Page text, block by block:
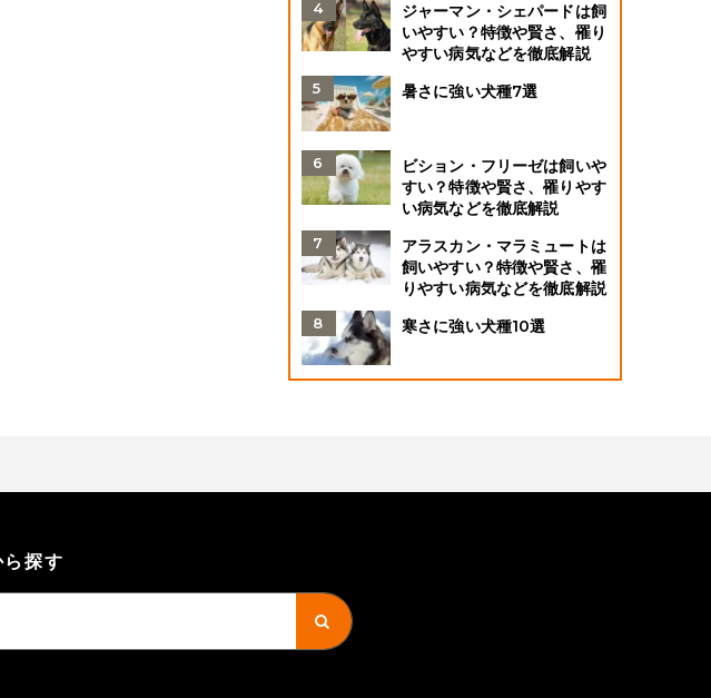
ジャーマン・シェパードは飼
いやすい？特徴や賢さ、罹り
やすい病気などを徹底解説
暑さに強い犬種7選
ビション・フリーゼは飼いや
すい？特徴や賢さ、罹りやす
い病気などを徹底解説
アラスカン・マラミュートは
飼いやすい？特徴や賢さ、罹
りやすい病気などを徹底解説
寒さに強い犬種10選
探す